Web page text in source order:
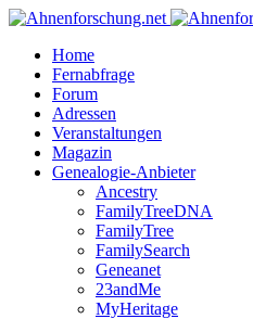
Home
Fernabfrage
Forum
Adressen
Veranstaltungen
Magazin
Genealogie-Anbieter
Ancestry
FamilyTreeDNA
FamilyTree
FamilySearch
Geneanet
23andMe
MyHeritage